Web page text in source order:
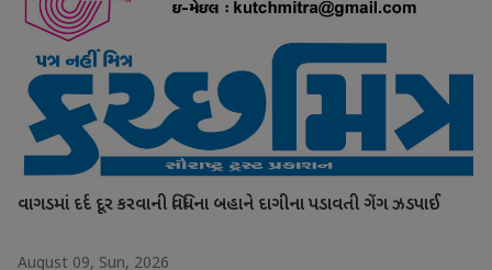
વાગડમાં દર્દ દૂર કરવાની વિધિના બહાને દાગીના પડાવતી ગેંગ ઝડપાઈ
August 09, Sun, 2026